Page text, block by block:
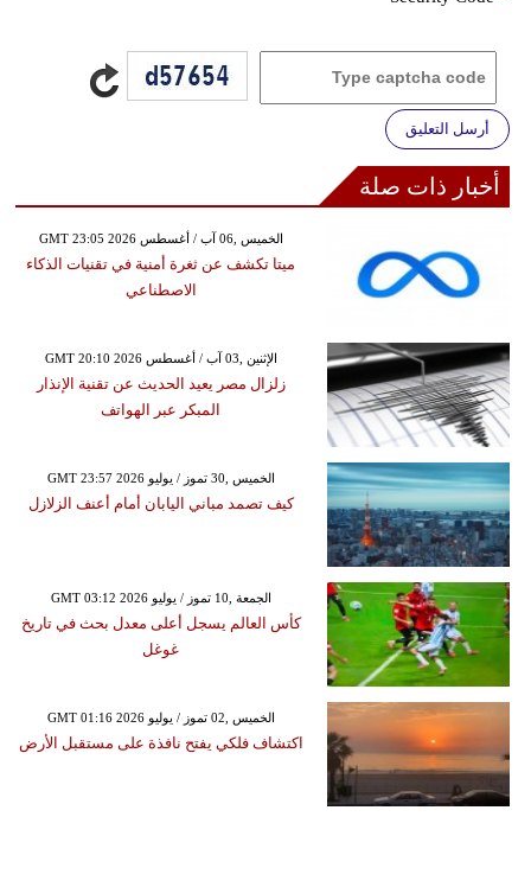
أرسل التعليق
أخبار ذات صلة
GMT 23:05 2026 الخميس ,06 آب / أغسطس
ميتا تكشف عن ثغرة أمنية في تقنيات الذكاء
الاصطناعي
GMT 20:10 2026 الإثنين ,03 آب / أغسطس
زلزال مصر يعيد الحديث عن تقنية الإنذار
المبكر عبر الهواتف
GMT 23:57 2026 الخميس ,30 تموز / يوليو
كيف تصمد مباني اليابان أمام أعنف الزلازل
GMT 03:12 2026 الجمعة ,10 تموز / يوليو
كأس العالم يسجل أعلى معدل بحث في تاريخ
غوغل
GMT 01:16 2026 الخميس ,02 تموز / يوليو
اكتشاف فلكي يفتح نافذة على مستقبل الأرض